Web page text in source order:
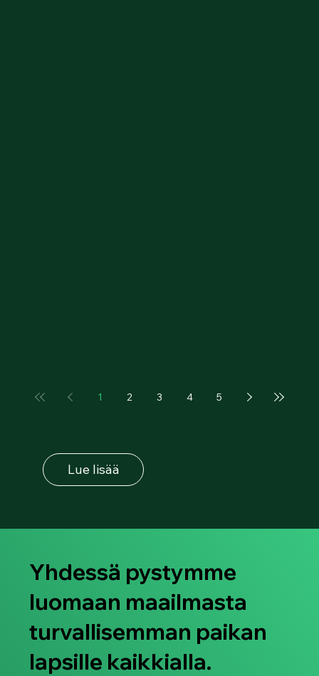
1 2 3 4 5
Lue lisää
Yhdessä pystymme
luomaan maailmasta
turvallisemman paikan
lapsille kaikkialla.